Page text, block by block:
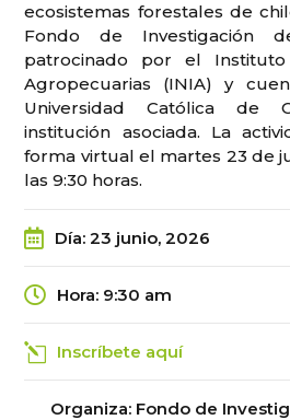
ecosistemas forestales de
Fondo de Investigación
patrocinado por el Instituto
Agropecuarias (INIA) y
Universidad Católica de
institución asociada. La
forma virtual el martes 23 de
las 9:30 horas.
Día:23 junio, 2026
Hora: 9:30 am
Inscríbete aquí
Organiza: Fondo de